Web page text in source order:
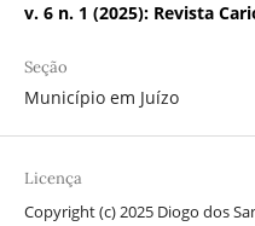
v. 6 n. 1 (2025): Revista
Seção
Município em Juízo
Licença
Copyright (c) 2025 Diogo dos